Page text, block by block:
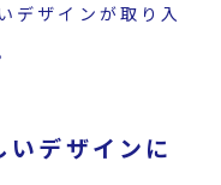
デザインが取り入
いデザインに